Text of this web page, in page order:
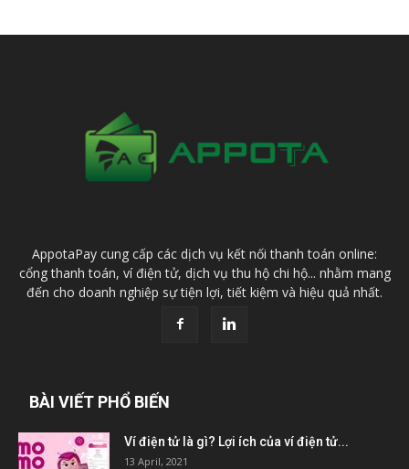
AppotaPay cung cấp các dịch vụ kết nối thanh toán online:
cổng thanh toán, ví điện tử, dịch vụ thu hộ chi hộ... nhằm mang
đến cho doanh nghiệp sự tiện lợi, tiết kiệm và hiệu quả nhất.
BÀI VIẾT PHỔ BIẾN
Ví điện tử là gì? Lợi ích của ví điện tử...
13 April, 2021